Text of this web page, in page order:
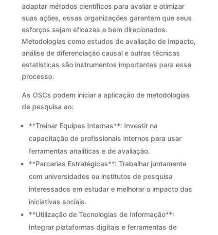
adaptar métodos científicos para avaliar e otimizar
suas ações, essas organizações garantem que seus
esforços sejam eficazes e bem direcionados.
Metodologias como estudos de avaliação de impacto,
análise de diferenciação causal e outras técnicas
estatísticas são instrumentos importantes para esse
processo.
As OSCs podem iniciar a aplicação de metodologias
de pesquisa ao:
**Treinar Equipes Internas**: Investir na
capacitação de profissionais internos para usar
ferramentas analíticas e de avaliação.
**Parcerias Estratégicas**: Trabalhar juntamente
com universidades ou institutos de pesquisa
interessados em estudar e melhorar o impacto das
iniciativas sociais.
**Utilização de Tecnologias de Informação**:
Integrar plataformas digitais e ferramentas de